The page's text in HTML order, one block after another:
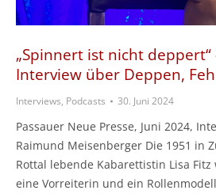
„Spinnert ist nicht deppert“
Interview über Deppen,
Interviews, Podcasts 30. Juni 2024
Passauer Neue Presse, Juni 2024,
Raimund Meisenberger Die 1951 in
Rottal lebende Kabarettistin Lisa Fitz
eine Vorreiterin und ein